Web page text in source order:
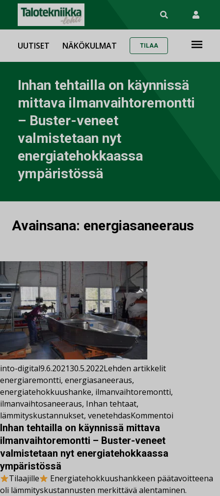
UUTISET NÄKÖKULMAT TILAA
Inhan tehtailla on käynnissä
mittava ilmanvaihtoremontti
– Buster-veneet
valmistetaan nyt
energiatehokkaassa
ympäristössä
Avainsana: energiasaneeraus
into-digital9.6.202130.5.2022Lehden artikkelit
energiaremontti, energiasaneeraus,
energiatehokkuushanke, ilmanvaihtoremontti,
ilmanvaihtosaneeraus, Inhan tehtaat,
lämmityskustannukset, venetehdasKommentoi
Inhan tehtailla on käynnissä mittava
ilmanvaihtoremontti – Buster-veneet
valmistetaan nyt energiatehokkaassa
ympäristössä
Tilaajille
Energiatehokkuushankkeen päätavoitteena
oli lämmityskustannusten merkittävä alentaminen.